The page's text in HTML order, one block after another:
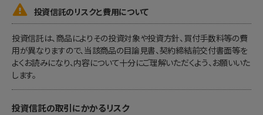
 投資信託のリスクと費用について
投資信託は、商品によりその投資対象や投資方針、買付手数料等の費
用が異なりますので、当該商品の目論見書、契約締結前交付書面等を
よくお読みになり、内容について十分にご理解いただくよう、お願いいた
します。
投資信託の取引にかかるリスク